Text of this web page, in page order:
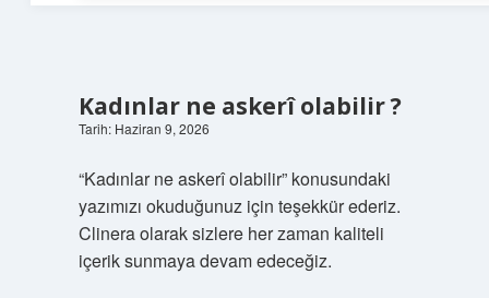
Kadınlar ne askerî olabilir ?
Tarih: Haziran 9, 2026
“Kadınlar ne askerî olabilir” konusundaki
yazımızı okuduğunuz için teşekkür ederiz.
Clinera olarak sizlere her zaman kaliteli
içerik sunmaya devam edeceğiz.